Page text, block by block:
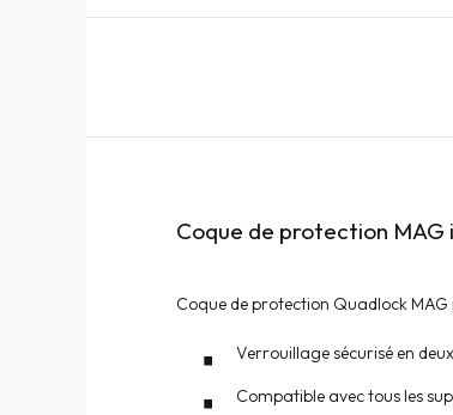
Coque de protection MAG
Coque de protection Quadlock MAG
Verrouillage sécurisé en
Compatible avec tous les